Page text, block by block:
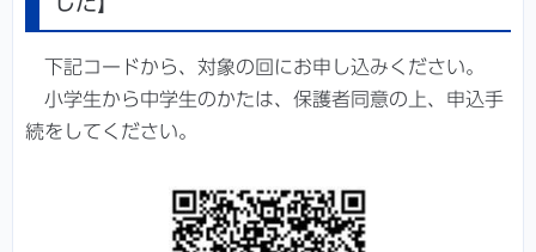
下記コードから、対象の回にお申し込みください。
小学生から中学生のかたは、保護者同意の上、申込手
続をしてください。